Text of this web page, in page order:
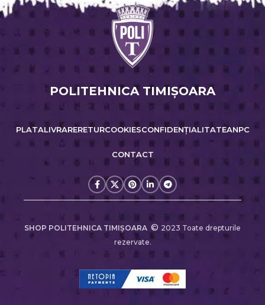
POLITEHNICA TIMIŞOARA
PLATALIVRARERETURCOOKIESCONFIDENȚIALITATEANPC
CONTACT
SHOP POLITEHNICA TIMIŞOARA © 2023 Toate drepturile
rezervate.